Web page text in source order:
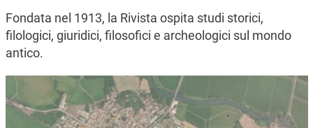
Fondata nel 1913, la Rivista ospita studi storici,
filologici, giuridici, filosofici e archeologici sul mondo
antico.